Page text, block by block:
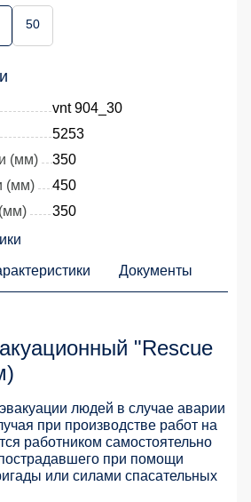
50
vnt 904_30
5253
(мм)
350
(мм)
450
350
Документы
"Rescue
людей в случае аварии
при производстве работ на
работником самостоятельно
при помощи
или силами спасательных